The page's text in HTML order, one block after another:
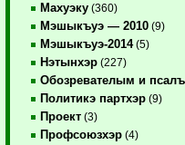
Махуэку (360)
Мэшыкъуэ — 2010 (9)
Мэшыкъуэ-2014(5)
Нэтынхэр (227)
Обозревателым и
Политикэ партхэр (9)
Проект (3)
Профсоюзхэр (4)